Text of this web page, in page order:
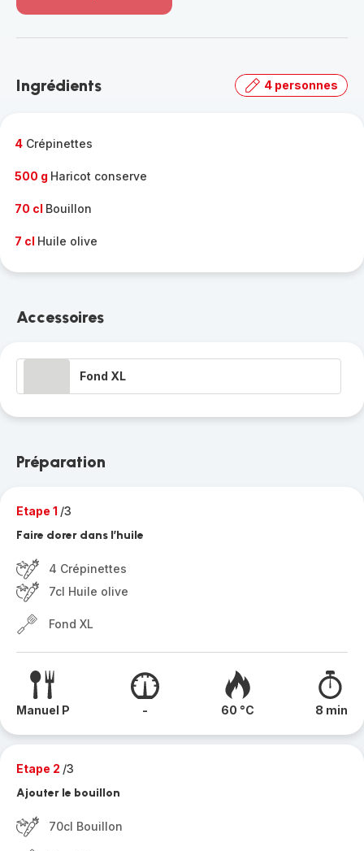
-
gamme
Ingrédients 4 personnes
4 Crépinettes
500 g Haricot conserve
70 cl Bouillon
7 cl Huile olive
Accessoires
Fond XL
Préparation
Etape 1 /3
Faire dorer dans l’huile
4 Crépinettes
7cl Huile olive
Fond XL
Manuel P - 60 °C 8 min
Etape 2 /3
Ajouter le bouillon
70cl Bouillon